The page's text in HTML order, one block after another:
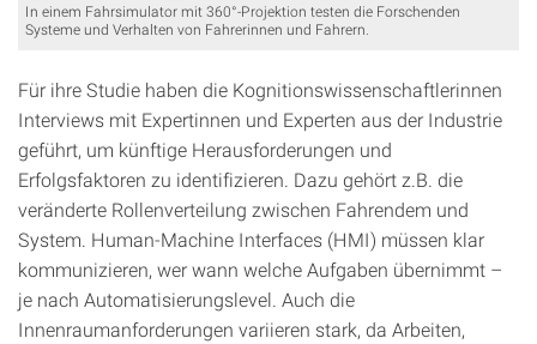
In einem Fahrsimulator mit 360°-Projektion testen die Forschenden
Systeme und Verhalten von Fahrerinnen und Fahrern.
Für ihre Studie haben die Kognitionswissenschaftlerinnen
Interviews mit Expertinnen und Experten aus der Industrie
geführt, um künftige Herausforderungen und
Erfolgsfaktoren zu identifizieren. Dazu gehört z.B. die
veränderte Rollenverteilung zwischen Fahrendem und
System. Human-Machine Interfaces (HMI) müssen klar
kommunizieren, wer wann welche Aufgaben übernimmt –
je nach Automatisierungslevel. Auch die
Innenraumanforderungen variieren stark, da Arbeiten,